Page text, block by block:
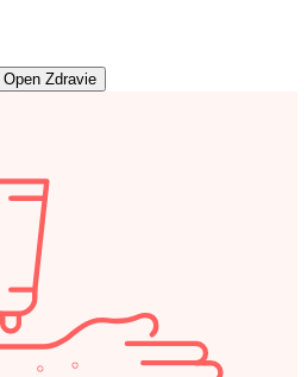
Open Zdravie